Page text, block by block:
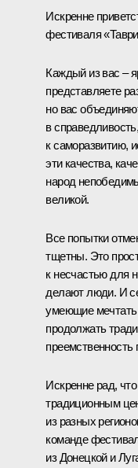
Искренне
фестиваля
Каждый из вас –
представляете
но вас
в
к саморазвитию,
эти качества,
народ
великой.
Все попытки
тщетны. Это
к несчастью для
делают люди. И
умеющие мечтать
продолжать
преемственность
Искренне рад,
традиционным
из разных
команде
из Донецкой и